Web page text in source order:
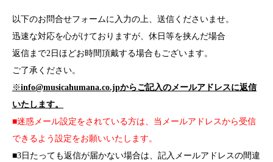
以下のお問合せフォームに入力の上、送信くださいませ。
迅速な対応を心がけておりますが、休日等を挟んだ場合
返信まで2日ほどお時間頂戴する場合もございます。
ご了承ください。
※info@musicahumana.co.jpからご記入のメールアドレスに返信
いたします。
■迷惑メール設定をされている方は、当メールアドレスから受信
できるよう設定をお願いいたします。
■3日たっても返信が届かない場合は、 記入メールアドレスの間違